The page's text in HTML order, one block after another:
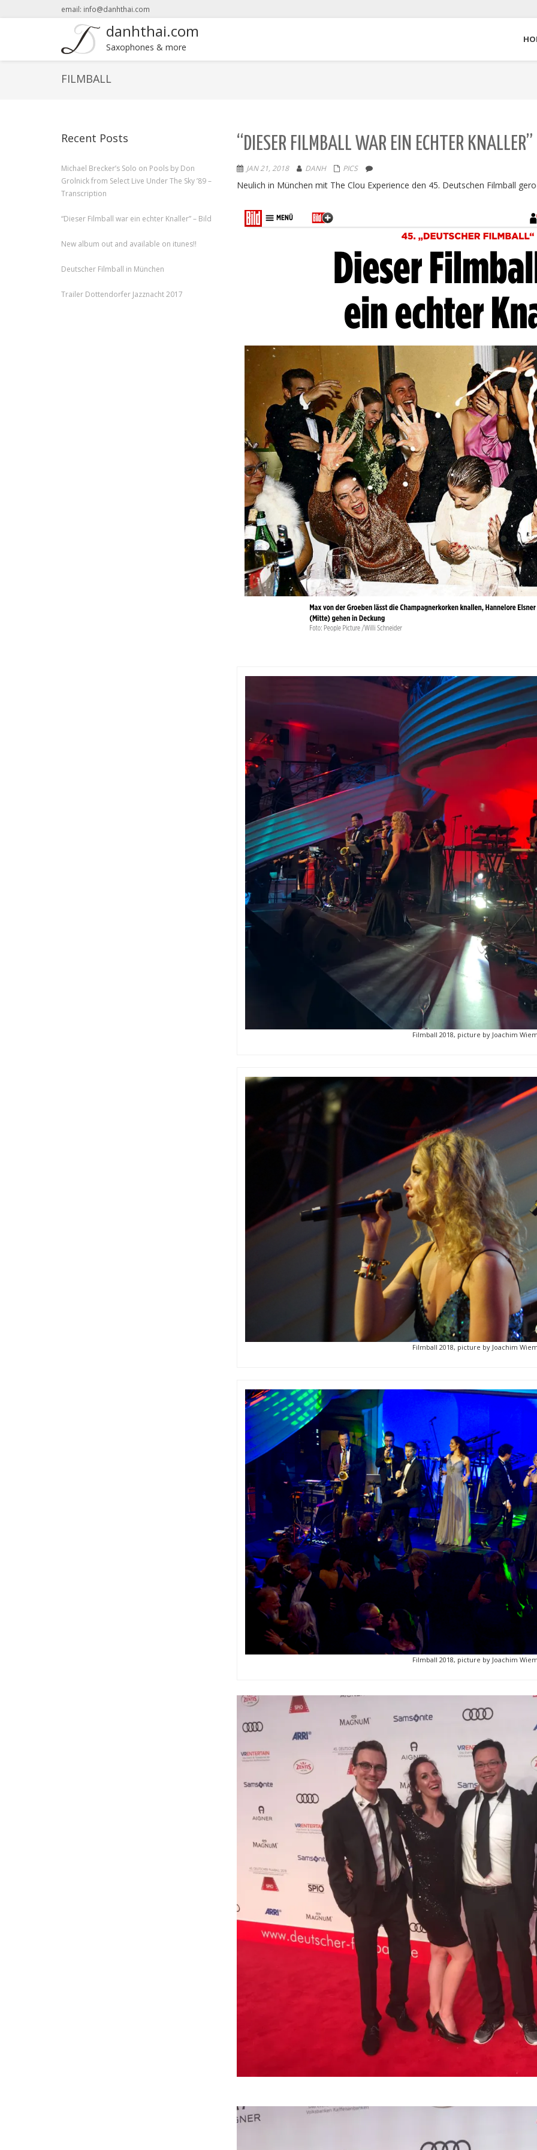
email: info@danhthai.com
danhthai.com
Saxophones & more
FILMBALL
“DIESER FILMBALL WAR EIN ECHTER
JAN 21, 2018 DANH PICS
Neulich in München mit The Clou Experience den 45. Deutschen Filmball
Filmball 2018, picture by Joachim
Filmball 2018, picture by Joachim
Filmball 2018, picture by Joachim
Recent Posts
Michael Brecker’s Solo on Pools by Don
Grolnick from Select Live Under The Sky ’89 –
Transcription
“Dieser Filmball war ein echter Knaller” – Bild
New album out and available on itunes!!
Deutscher Filmball in München
Trailer Dottendorfer Jazznacht 2017